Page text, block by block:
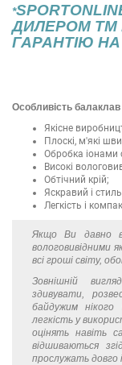
*
ДИЛЕРОМ ТМ
ГАРАНТІЮ
Особливість
Якісне
Плоскі, м'які
Обробка іонами
Високі
Обтічний крій;
Яскравий і
Легкість і
Якщо Ви давно в
вологовивідними
всі гроші світу,
Зовнішній
здивувати,
байдужим
легкість у
оцінять навіть
відшиваються
прослужать довго